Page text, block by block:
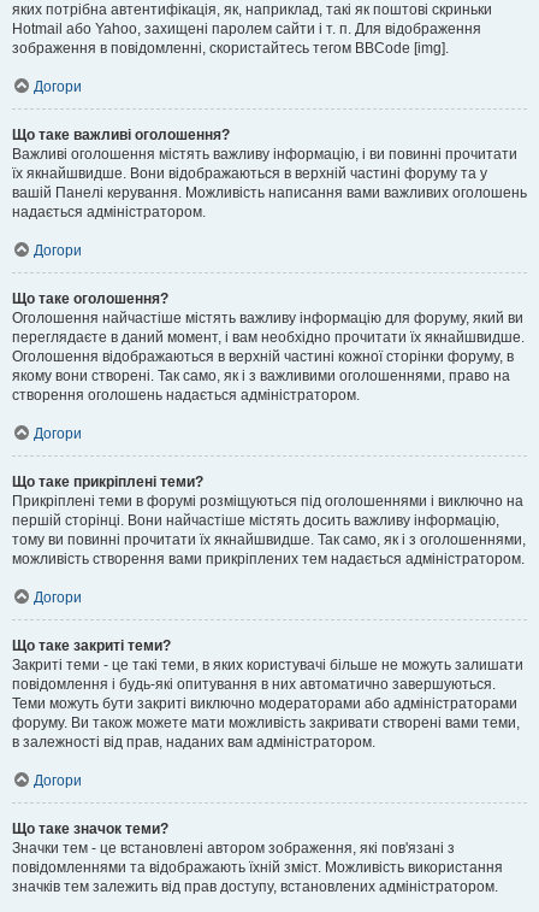
яких потрібна автентифікація, як, наприклад, такі як поштові скриньки
Hotmail або Yahoo, захищені паролем сайти і т. п. Для відображення
зображення в повідомленні, скористайтесь тегом BBCode [img].
Догори
Що таке важливі оголошення?
Важливі оголошення містять важливу інформацію, і ви повинні прочитати
їх якнайшвидше. Вони відображаються в верхній частині форуму та у
вашій Панелі керування. Можливість написання вами важливих оголошень
надається адміністратором.
Догори
Що таке оголошення?
Оголошення найчастіше містять важливу інформацію для форуму, який ви
переглядаєте в даний момент, і вам необхідно прочитати їх якнайшвидше.
Оголошення відображаються в верхній частині кожної сторінки форуму, в
якому вони створені. Так само, як і з важливими оголошеннями, право на
створення оголошень надається адміністратором.
Догори
Що таке прикріплені теми?
Прикріплені теми в форумі розміщуються під оголошеннями і виключно на
першій сторінці. Вони найчастіше містять досить важливу інформацію,
тому ви повинні прочитати їх якнайшвидше. Так само, як і з оголошеннями,
можливість створення вами прикріплених тем надається адміністратором.
Догори
Що таке закриті теми?
Закриті теми - це такі теми, в яких користувачі більше не можуть залишати
повідомлення і будь-які опитування в них автоматично завершуються.
Теми можуть бути закриті виключно модераторами або адміністраторами
форуму. Ви також можете мати можливість закривати створені вами теми,
в залежності від прав, наданих вам адміністратором.
Догори
Що таке значок теми?
Значки тем - це встановлені автором зображення, які пов'язані з
повідомленнями та відображають їхній зміст. Можливість використання
значків тем залежить від прав доступу, встановлених адміністратором.